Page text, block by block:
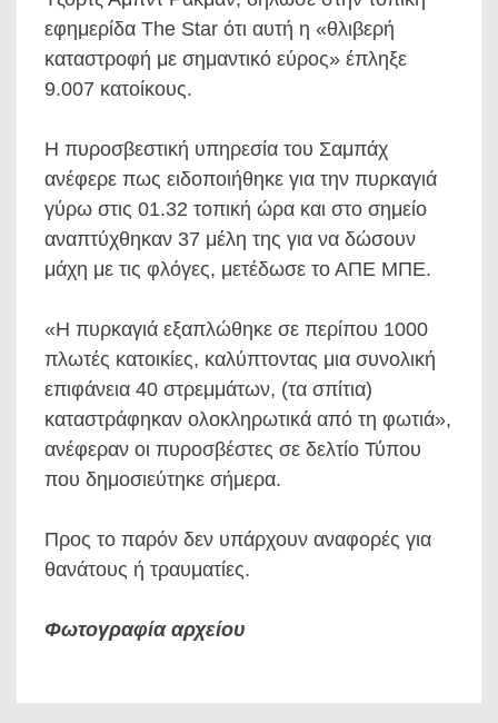
εφημερίδα The Star ότι αυτή η «θλιβερή
καταστροφή με σημαντικό εύρος» έπληξε
9.007 κατοίκους.
Η πυροσβεστική υπηρεσία του Σαμπάχ
ανέφερε πως ειδοποιήθηκε για την πυρκαγιά
γύρω στις 01.32 τοπική ώρα και στο σημείο
αναπτύχθηκαν 37 μέλη της για να δώσουν
μάχη με τις φλόγες, μετέδωσε το ΑΠΕ ΜΠΕ.
«Η πυρκαγιά εξαπλώθηκε σε περίπου 1000
πλωτές κατοικίες, καλύπτοντας μια συνολική
επιφάνεια 40 στρεμμάτων, (τα σπίτια)
καταστράφηκαν ολοκληρωτικά από τη φωτιά»,
ανέφεραν οι πυροσβέστες σε δελτίο Τύπου
που δημοσιεύτηκε σήμερα.
Προς το παρόν δεν υπάρχουν αναφορές για
θανάτους ή τραυματίες.
Φωτογραφία αρχείου